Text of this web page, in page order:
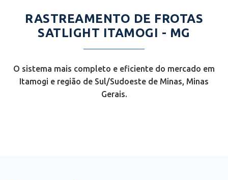
RASTREAMENTO DE FROTAS
SATLIGHT ITAMOGI - MG
O sistema mais completo e eficiente do mercado em
Itamogi e região de Sul/Sudoeste de Minas, Minas
Gerais.